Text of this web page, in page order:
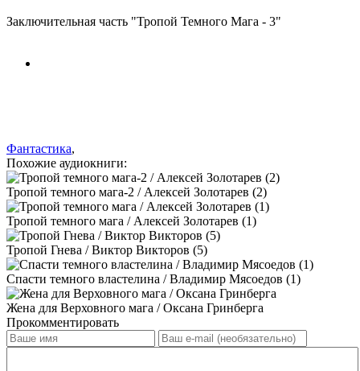
Заключительная часть "Тропой Темного Мага - 3"
Фантастика,
Похожие аудиокниги:
Тропой темного мага-2 / Алексей Золотарев (2)
Тропой темного мага / Алексей Золотарев (1)
Тропой Гнева / Виктор Викторов (5)
Спасти темного властелина / Владимир Мясоедов (1)
Жена для Верховного мага / Оксана Гринберга
Прокомментировать